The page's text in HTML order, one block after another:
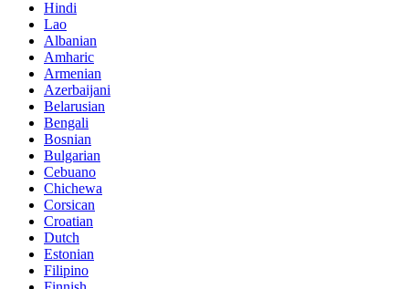
Hindi
Lao
Albanian
Amharic
Armenian
Azerbaijani
Belarusian
Bengali
Bosnian
Bulgarian
Cebuano
Chichewa
Corsican
Croatian
Dutch
Estonian
Filipino